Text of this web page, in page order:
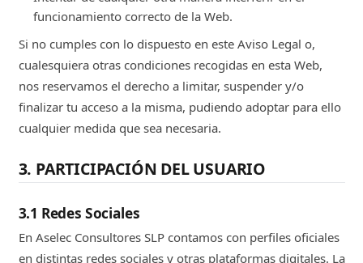
funcionamiento correcto de la Web.
Si no cumples con lo dispuesto en este Aviso Legal o,
cualesquiera otras condiciones recogidas en esta Web,
nos reservamos el derecho a limitar, suspender y/o
finalizar tu acceso a la misma, pudiendo adoptar para ello
cualquier medida que sea necesaria.
3. PARTICIPACIÓN DEL USUARIO
3.1 Redes Sociales
En Aselec Consultores SLP contamos con perfiles oficiales
en distintas redes sociales y otras plataformas digitales. La